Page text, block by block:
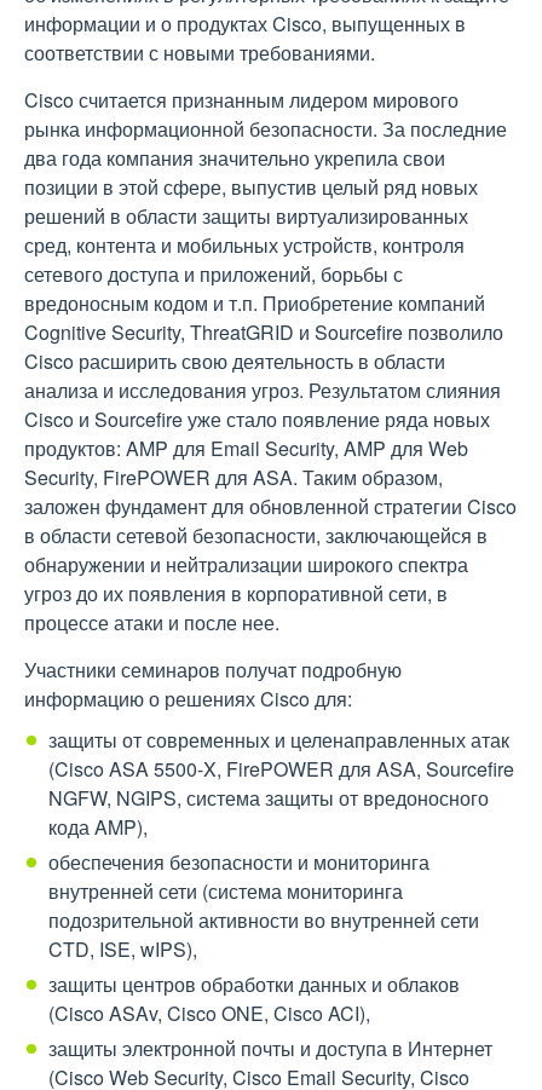
информации и о продуктах Cisco, выпущенных в
соответствии с новыми требованиями.
Cisco считается признанным лидером мирового
рынка информационной безопасности. За последние
два года компания значительно укрепила свои
позиции в этой сфере, выпустив целый ряд новых
решений в области защиты виртуализированных
сред, контента и мобильных устройств, контроля
сетевого доступа и приложений, борьбы с
вредоносным кодом и т.п. Приобретение компаний
Cognitive Security, ThreatGRID и Sourcefire позволило
Cisco расширить свою деятельность в области
анализа и исследования угроз. Результатом слияния
Cisco и Sourcefire уже стало появление ряда новых
продуктов: AMP для Email Security, AMP для Web
Security, FirePOWER для ASA. Таким образом,
заложен фундамент для обновленной стратегии Cisco
в области сетевой безопасности, заключающейся в
обнаружении и нейтрализации широкого спектра
угроз до их появления в корпоративной сети, в
процессе атаки и после нее.
Участники семинаров получат подробную
информацию о решениях Cisco для:
защиты от современных и целенаправленных атак
(Cisco ASA 5500-X, FirePOWER для ASA, Sourcefire
NGFW, NGIPS, система защиты от вредоносного
кода AMP),
обеспечения безопасности и мониторинга
внутренней сети (система мониторинга
подозрительной активности во внутренней сети
CTD, ISE, wIPS),
защиты центров обработки данных и облаков
(Cisco ASAv, Cisco ONE, Cisco ACI),
защиты электронной почты и доступа в Интернет
(Cisco Web Security, Cisco Email Security, Cisco